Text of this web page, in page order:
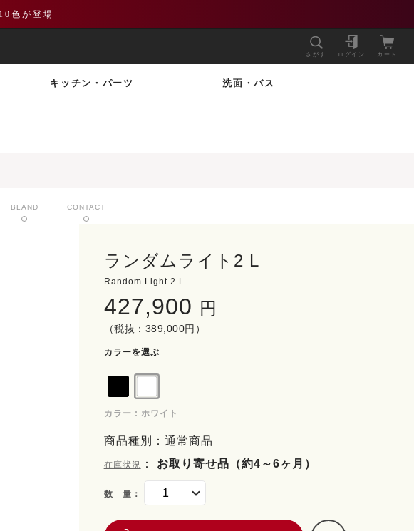
色が登場
さがす ログイン カート
キッチン・パーツ 洗面・バス
BLAND CONTACT
ランダムライト2 L
Random Light 2 L
427,900 円
（税抜：389,000円）
カラーを選ぶ
カラー : ホワイト
商品種別：通常商品
在庫状況 ： お取り寄せ品（約4～6ヶ月）
数 量：